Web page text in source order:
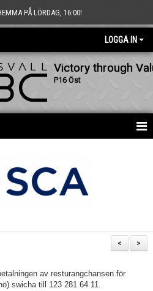
PÅ LÖRDAG, 16:00!
LOGGA IN
Victory through
P16 Öst
>
<
av resturangchansen för
swicha till 123 281 64 11.